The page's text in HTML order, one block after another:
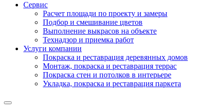
Сервис
Расчет площади по проекту и замеры
Подбор и смешивание цветов
Выполнение выкрасов на объекте
Технадзор и приемка работ
Услуги компании
Покраска и реставрация деревянных домов
Монтаж, покраска и реставрация террас
Покраска стен и потолков в интерьере
Укладка, покраска и реставрация паркета